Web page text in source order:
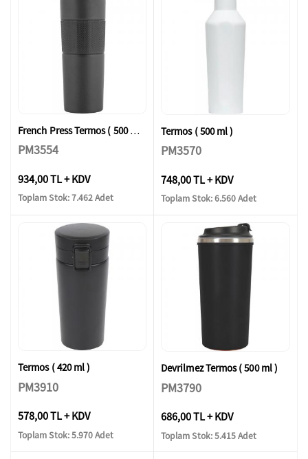
French Press Termos ( 500 ml )
PM3554
934,00 TL + KDV
Toplam Stok: 7.462 Adet
Termos ( 500 ml )
PM3570
748,00 TL + KDV
Toplam Stok: 6.560 Adet
Termos ( 420 ml )
PM3910
578,00 TL + KDV
Toplam Stok: 5.970 Adet
Devrilmez Termos ( 500 ml )
PM3790
686,00 TL + KDV
Toplam Stok: 5.415 Adet